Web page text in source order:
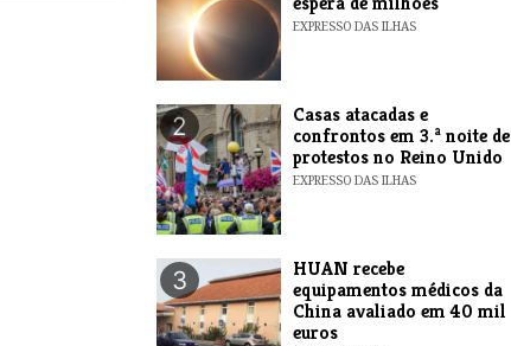
EXPRESSO DAS ILHAS
2
Casas atacadas e
confrontos em 3.ª noite de
protestos no Reino Unido
EXPRESSO DAS ILHAS
3
HUAN recebe
equipamentos médicos da
China avaliado em 40 mil
euros